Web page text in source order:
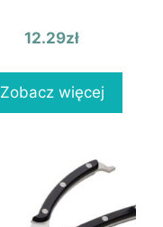
12.29zł
Zobacz więcej